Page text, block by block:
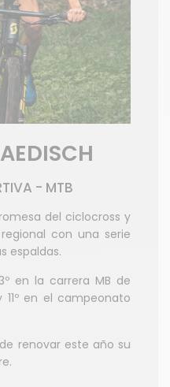
- MTB
del ciclocross y
con una serie
espaldas.
en la carrera MB de
en el campeonato
renovar este año su